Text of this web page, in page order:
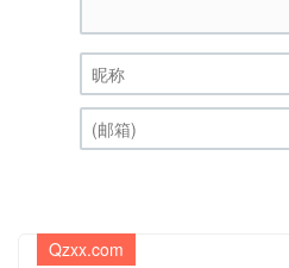
昵称 (必填)
Qzxx.com